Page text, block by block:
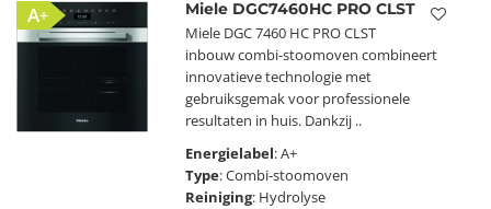
A+ Miele DGC7460HC PRO CLST
Miele DGC 7460 HC PRO CLST
inbouw combi-stoomoven combineert
innovatieve technologie met
gebruiksgemak voor professionele
resultaten in huis. Dankzij ..
Energielabel: A+
Type: Combi-stoomoven
Reiniging: Hydrolyse